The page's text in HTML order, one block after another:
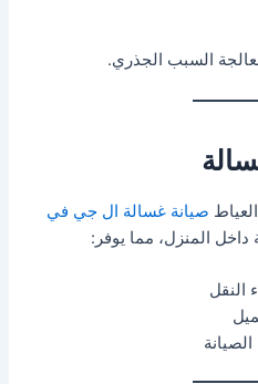
السبب الجذري.
صيانة غسالة ال جي في
داخل المنزل، مما يوفر:
النقل